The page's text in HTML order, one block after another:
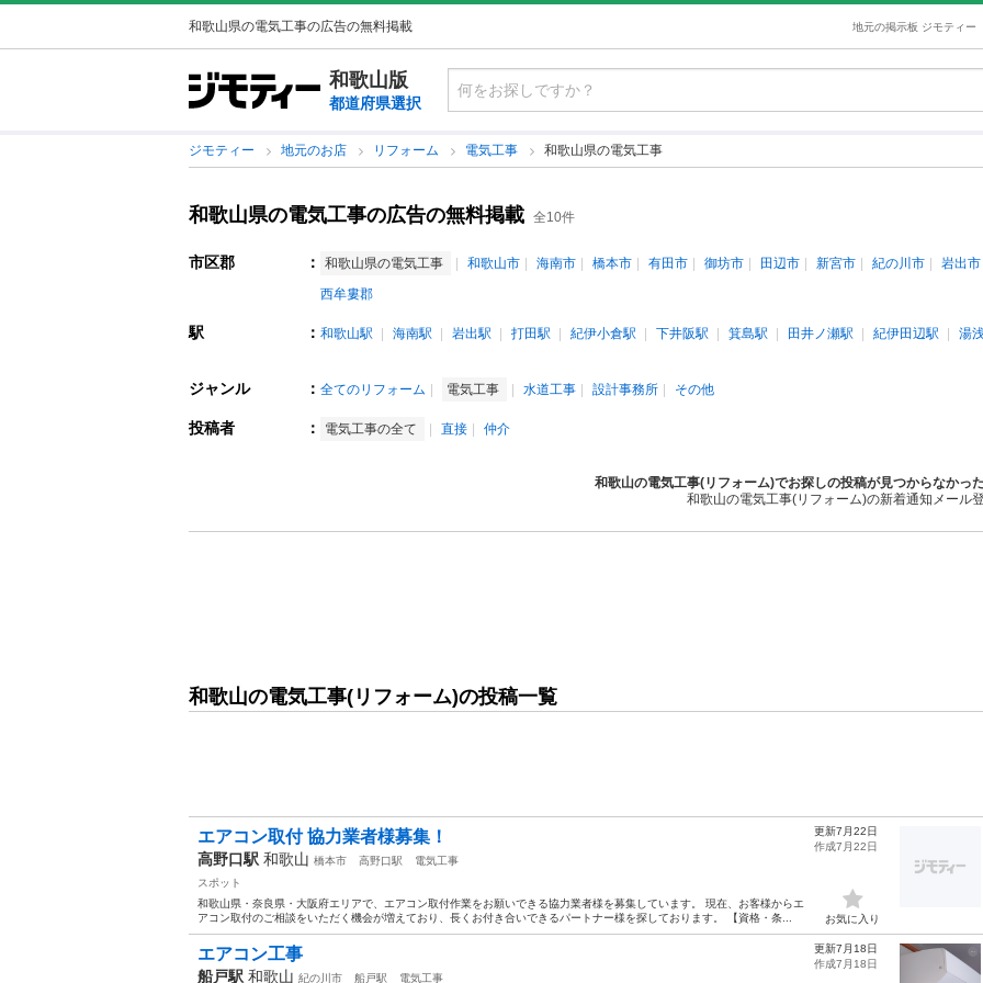
和歌山県の電気工事の広告の無料掲載 地元の掲示板 ジモティー
和歌山版
都道府県選択
ジモティー 地元のお店 リフォーム 電気工事 和歌山県の電気工事
和歌山県の電気工事の広告の無料掲載 全10件
市区郡 ： 和歌山県の電気工事 和歌山市 海南市 橋本市 有田市 御坊市 田辺市 新宮市 紀の川市
岩出市
西牟婁郡
駅 ： 和歌山駅 海南駅 岩出駅 打田駅 紀伊小倉駅 下井阪駅 箕島駅 田井ノ瀬駅 紀伊田辺駅 湯
ジャンル ： 全てのリフォーム 電気工事 水道工事 設計事務所 その他
投稿者 ： 電気工事の全て 直接 仲介
和歌山の電気工事(リフォーム)でお探しの投稿が見つからなかっ
和歌山の電気工事(リフォーム)の新着通知メール
和歌山の電気工事(リフォーム)の投稿一覧
エアコン取付 協力業者様募集！
高野口駅 和歌山 橋本市 高野口駅
電気工事
スポット
和歌山県・奈良県・大阪府エリアで、エアコン取付作業をお願いできる協力業者様を募集しています。 現在、お客様からエ
アコン取付のご相談をいただく機会が増えており、長くお付き合いできるパートナー様を探しております。 【資格・条...
更新7月22日
作成7月22日
お気に入り
エアコン工事
船戸駅 和歌山 紀の川市 船戸駅 電気工事
更新7月18日
作成7月18日